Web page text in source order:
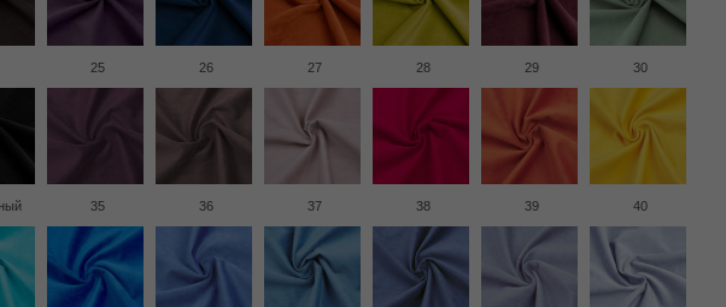
25 26 27 28 29 30
35 36 37 38 39 40